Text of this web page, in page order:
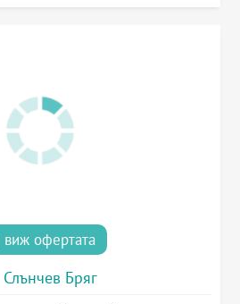
виж офертата
Слънчев Бряг